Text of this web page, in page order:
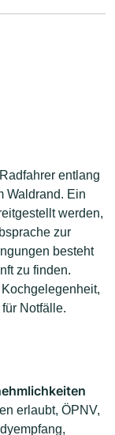
entlang
Waldrand. Ein
werden,
zur
besteht
zu finden.
Notfälle.
erlaubt, ÖPNV,